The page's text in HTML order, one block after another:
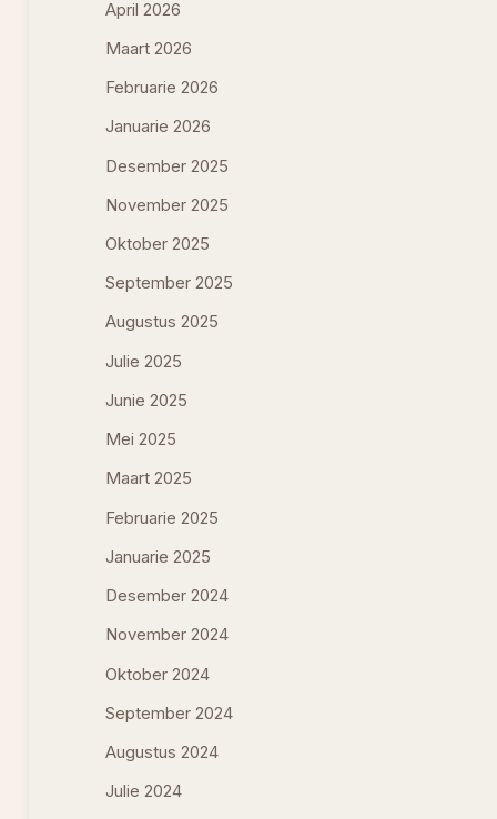
April 2026
Maart 2026
Februarie 2026
Januarie 2026
Desember 2025
November 2025
Oktober 2025
September 2025
Augustus 2025
Julie 2025
Junie 2025
Mei 2025
Maart 2025
Februarie 2025
Januarie 2025
Desember 2024
November 2024
Oktober 2024
September 2024
Augustus 2024
Julie 2024